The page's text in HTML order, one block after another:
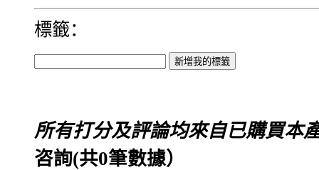
標籤：
所有打分及評論均來自已購買本
咨詢(共0筆數據）